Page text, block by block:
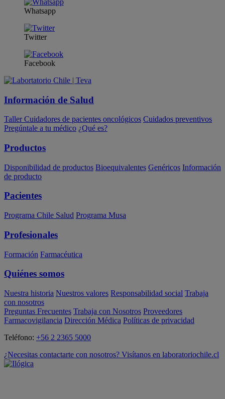
Whatsapp
Twitter
Facebook
Información de Salud
Taller Cuidadores de pacientes oncológicos Cuidados preventivos
Pregúntale a tu médico ¿Qué es?
Productos
Disponibilidad de productos Bioequivalentes Genéricos Información
de producto
Pacientes
Programa Chile Salud Programa Musa
Profesionales
Formación Farmacéutica
Quiénes somos
Nuestra historia Nuestros valores Responsabilidad social Trabaja
con nosotros
Preguntas Frecuentes Trabaja con Nosotros Proveedores
Farmacovigilancia Dirección Médica Políticas de privacidad
Teléfono: +56 2 2365 5000
¿Necesitas contactarte con nosotros? Visítanos en laboratoriochile.cl